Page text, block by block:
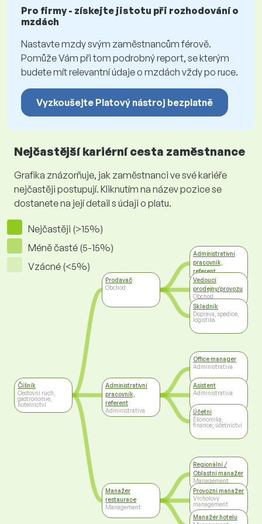
Pro firmy - získejte jistotu při rozhodování o
mzdách
Nastavte mzdy svým zaměstnancům férově.
Pomůže Vám při tom podrobný report, se kterým
budete mít relevantní údaje o mzdách vždy po ruce.
Vyzkoušejte Platový nástroj bezplatně
Nejčastější kariérní cesta zaměstnance
Grafika znázorňuje, jak zaměstnanci ve své kariéře
nejčastěji postupují. Kliknutím na název pozice se
dostanete na její detail s údaji o platu.
Nejčastěji (>15%)
Méně časté (5-15%)
Vzácné (<5%)
Číšník
Cestovní ruch,
gastronomie,
hotelnictví
Prodavač
Obchod
Administrativní
pracovník,
referent
Administrativa
Manažer
restaurace
Management
Administrativní
pracovník,
referent
Administrativa
Vedoucí
prodejny/provozu
Obchod
Skladník
Doprava, spedice,
logistika
Office manager
Administrativa
Asistent
Administrativa
Účetní
Ekonomika,
finance, účetnictví
Regionální /
Oblastní manažer
Management
Provozní manažer
Vrcholový
management
Manažér hotelu